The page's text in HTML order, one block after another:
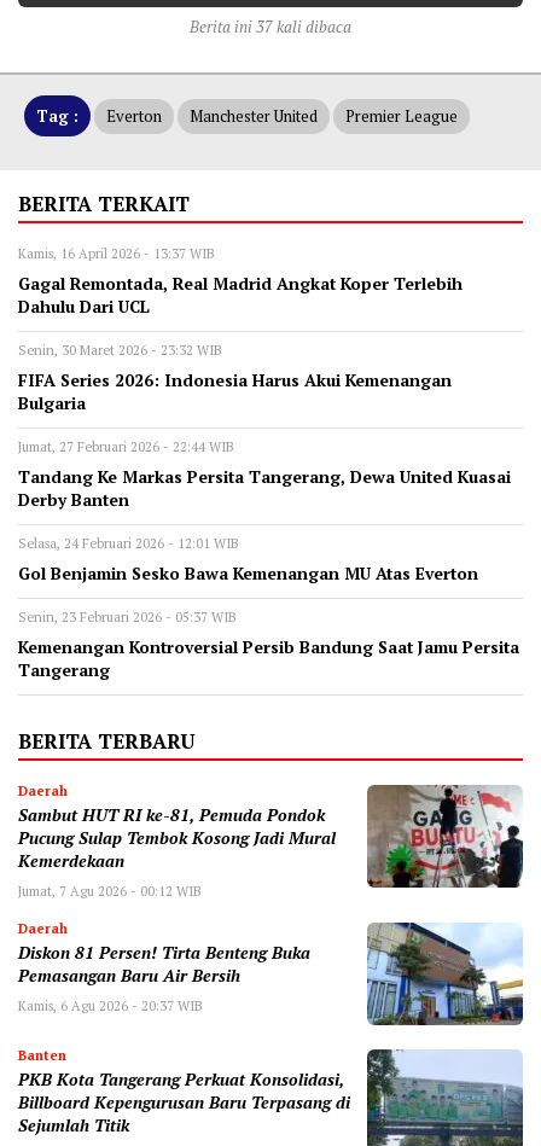
Berita ini 37 kali dibaca
Tag : Everton Manchester United Premier League
BERITA TERKAIT
Kamis, 16 April 2026 - 13:37 WIB
Gagal Remontada, Real Madrid Angkat Koper Terlebih
Dahulu Dari UCL
Senin, 30 Maret 2026 - 23:32 WIB
FIFA Series 2026: Indonesia Harus Akui Kemenangan
Bulgaria
Jumat, 27 Februari 2026 - 22:44 WIB
Tandang Ke Markas Persita Tangerang, Dewa United Kuasai
Derby Banten
Selasa, 24 Februari 2026 - 12:01 WIB
Gol Benjamin Sesko Bawa Kemenangan MU Atas Everton
Senin, 23 Februari 2026 - 05:37 WIB
Kemenangan Kontroversial Persib Bandung Saat Jamu Persita
Tangerang
BERITA TERBARU
Daerah
Sambut HUT RI ke-81, Pemuda Pondok
Pucung Sulap Tembok Kosong Jadi Mural
Kemerdekaan
Jumat, 7 Agu 2026 - 00:12 WIB
Daerah
Diskon 81 Persen! Tirta Benteng Buka
Pemasangan Baru Air Bersih
Kamis, 6 Agu 2026 - 20:37 WIB
Banten
‎PKB Kota Tangerang Perkuat Konsolidasi,
Billboard Kepengurusan Baru Terpasang di
Sejumlah Titik ‎